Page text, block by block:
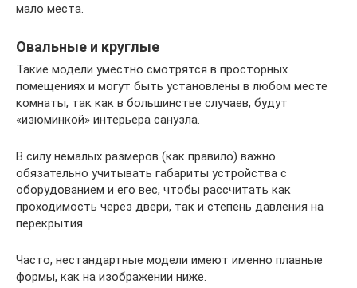
мало места.
Овальные и круглые
Такие модели уместно смотрятся в просторных
помещениях и могут быть установлены в любом месте
комнаты, так как в большинстве случаев, будут
«изюминкой» интерьера санузла.
В силу немалых размеров (как правило) важно
обязательно учитывать габариты устройства с
оборудованием и его вес, чтобы рассчитать как
проходимость через двери, так и степень давления на
перекрытия.
Часто, нестандартные модели имеют именно плавные
формы, как на изображении ниже.